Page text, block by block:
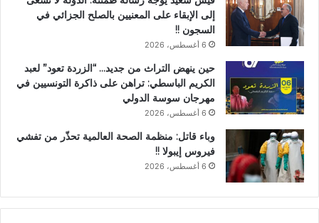
إلى الإبقاء على المعنيين بالصلح الجزائي في
السجون !!
6 أغسطس، 2026
حين ينهض التراث من جديد… “الزردة تعود” لعبد
الكريم الباسطي: تراهن على ذاكرة التونسيين في
مهرجان سوسة الدولي
6 أغسطس، 2026
وباء قاتل: منظمة الصحة العالمية تحذّر من تفشي
فيروس إيبولا !!
6 أغسطس، 2026